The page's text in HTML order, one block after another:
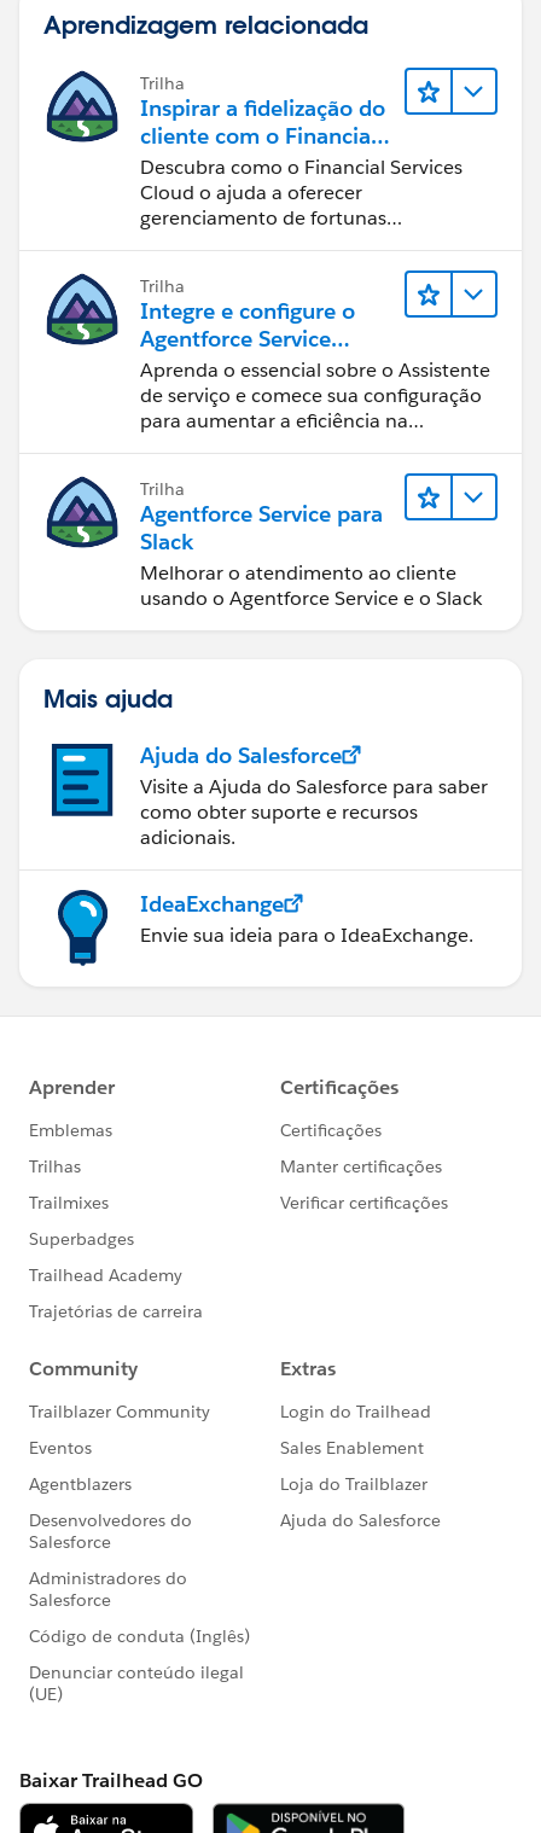
Aprendizagem relacionada
Trilha
Inspirar a fidelização do
cliente com o Financial
Services Cloud
Descubra como o Financial Services
Cloud o ajuda a oferecer
gerenciamento de fortunas
Trilha
Integre e configure o
Agentforce Service
Assistant (Assistente de
serviço do Agentforce)
Aprenda o essencial sobre o Assistente
de serviço e comece sua configuração
para aumentar a eficiência na
Trilha
Agentforce Service para
Slack
Melhorar o atendimento ao cliente
usando o Agentforce Service e o Slack
Mais ajuda
Ajuda do Salesforce
Visite a Ajuda do Salesforce para saber
como obter suporte e recursos
adicionais.
IdeaExchange
Envie sua ideia para o IdeaExchange.